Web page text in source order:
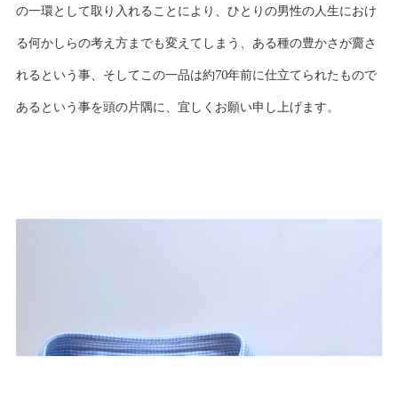
の一環として取り入れることにより、ひとりの男性の人生におけ
る何かしらの考え方までも変えてしまう、ある種の豊かさが齎さ
れるという事、そしてこの一品は約70年前に仕立てられたもので
あるという事を頭の片隅に、宜しくお願い申し上げます。